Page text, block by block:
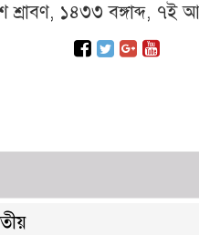
১৪৩৩ বঙ্গাব্দ, ৭ই